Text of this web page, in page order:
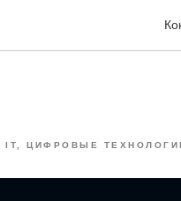
IT, ЦИФРОВЫЕ